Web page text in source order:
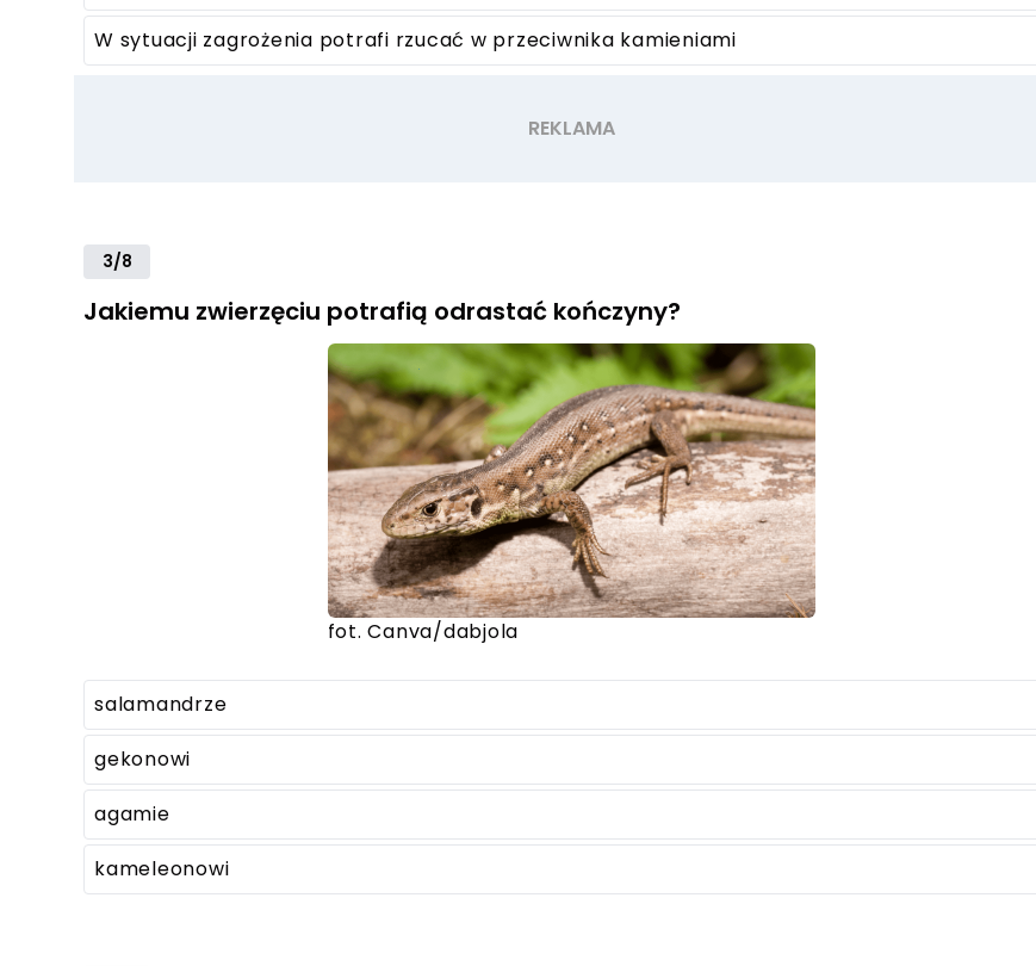
W sytuacji zagrożenia potrafi rzucać w przeciwnika kamieniami
3/8
Jakiemu zwierzęciu potrafią odrastać kończyny?
fot. Canva/dabjola
salamandrze
gekonowi
agamie
kameleonowi